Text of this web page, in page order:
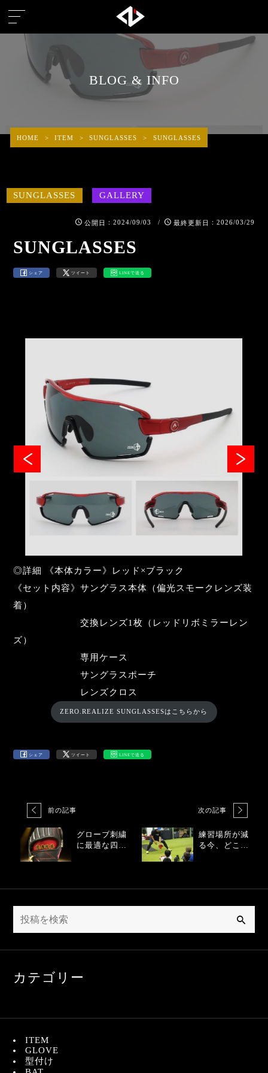
BLOG & INFO
HOME > ITEM > SUNGLASSES > SUNGLASSES
SUNGLASSES GALLERY
公開日 ：2024/09/03 / 最終更新日 ：2026/03/29
SUNGLASSES
シェア ツイート LINEで送る
◎詳細 《本体カラー》レッド×ブラック
《セット内容》サングラス本体（偏光スモークレンズ装
着）
交換レンズ1枚（レッドリボミラーレン
ズ）
専用ケース
サングラスポーチ
レンズクロス
ZERO.REALIZE SUNGLASSESはこちらから
シェア ツイート LINEで送る
前の記事
グローブ刺繍
に最適な四字
次の記事
練習場所が減
る今、どこで
カテゴリー
ITEM
GLOVE
型付け